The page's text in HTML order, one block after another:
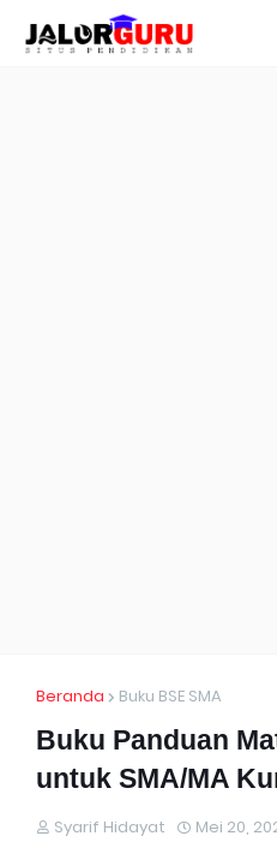
Beranda Buku BSE SMA
Buku Panduan
untuk SMA/MA
Syarif Hidayat Mei 20,